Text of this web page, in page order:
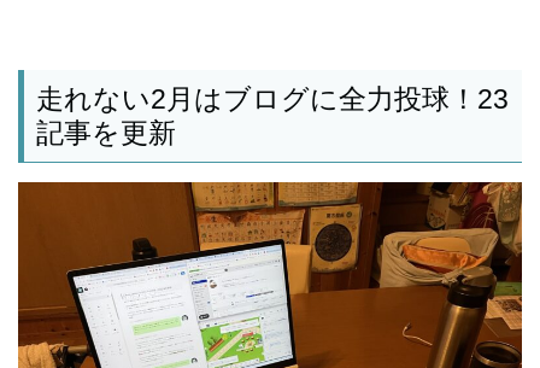
走れない2月はブログに全力投球！23
記事を更新